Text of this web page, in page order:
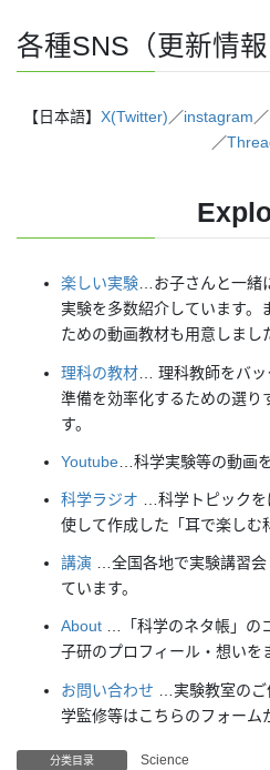
各種SNS（更新情報
【日本語】 X(Twitter)／instagram／
／
楽しい実験…お子さんと一緒
実験を多数紹介しています。
ための動画教材も用意しまし
理科の教材 … 理科教師をバッ
準備を効率化するための選り
す。
Youtube …科学実験等の動画
科学ラジオ …科学トピック
使して作成した「耳で楽しむ
講演 …全国各地で実験講習
ています。
About …「科学のネタ帳」の
子研のプロフィール・想いを
お問い合わせ …実験教室の
学監修等はこちらのフォーム
分类目录 Science